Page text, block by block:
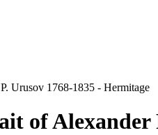
Urusov 1768-1835 - Hermitage
of Alexander